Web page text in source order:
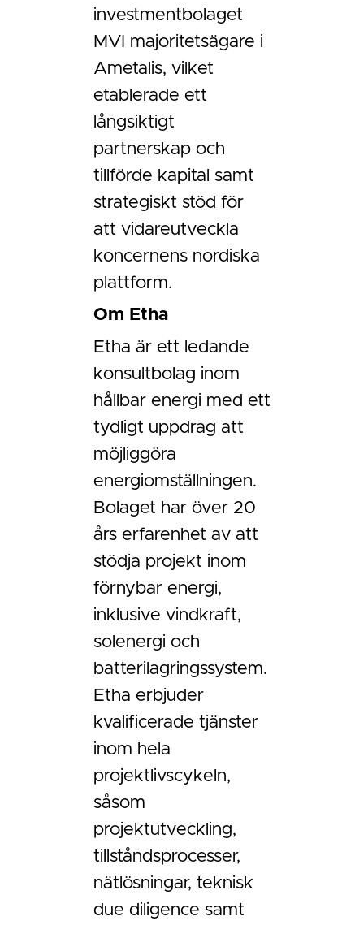
investmentbolaget
MVI majoritetsägare i
Ametalis, vilket
etablerade ett
långsiktigt
partnerskap och
tillförde kapital samt
strategiskt stöd för
att vidareutveckla
koncernens nordiska
plattform.
Om Etha
Etha är ett ledande
konsultbolag inom
hållbar energi med ett
tydligt uppdrag att
möjliggöra
energiomställningen.
Bolaget har över 20
års erfarenhet av att
stödja projekt inom
förnybar energi,
inklusive vindkraft,
solenergi och
batterilagringssystem.
Etha erbjuder
kvalificerade tjänster
inom hela
projektlivscykeln,
såsom
projektutveckling,
tillståndsprocesser,
nätlösningar, teknisk
due diligence samt